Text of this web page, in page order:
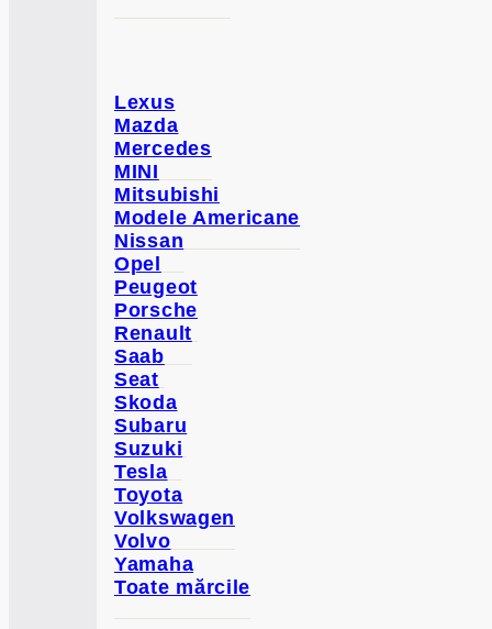
Lexus
Mazda
Mercedes
MINI
Mitsubishi
Modele Americane
Nissan
Opel
Peugeot
Porsche
Renault
Saab
Seat
Skoda
Subaru
Suzuki
Tesla
Toyota
Volkswagen
Volvo
Yamaha
Toate mărcile